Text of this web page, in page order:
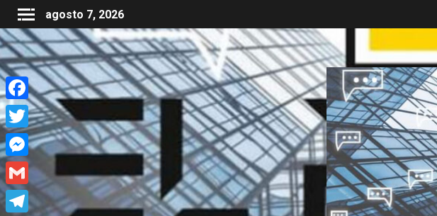
agosto 7, 2026
Facebook
Twitter
Messenger
Gmail